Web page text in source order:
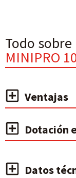
Todo sobre
MINIPRO
Ventajas
Dotación
Datos